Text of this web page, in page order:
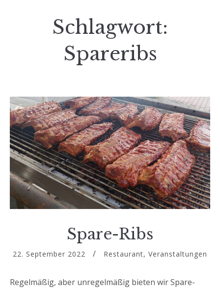
Schlagwort:
Spareribs
Spare-Ribs
22. September 2022 Restaurant, Veranstaltungen
Regelmäßig, aber unregelmäßig bieten wir Spare-